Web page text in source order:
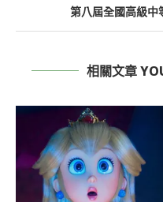
第八屆全國高級中
相關文章